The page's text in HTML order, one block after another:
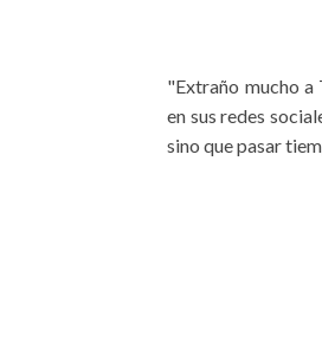
"Extraño mucho a
en sus redes
sino que pasar